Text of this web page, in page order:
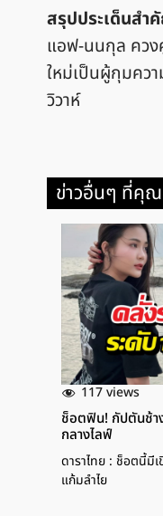
สรุปประเด็นสำ
แอฟ-นนกุล ควง
ใหม่เป็นผู้กุมคว
วิวาห์
ข่าวอื่นๆ ที่คุณ
117 views
ช็อตฟิน! กัปตันช้า
กลางไลฟ์
ดาราไทย : ช็อตนี้มี
แก้มลำไย